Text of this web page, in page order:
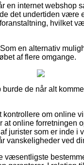
en internet webshop
det undertiden være
hvilket
en alternativ
af flere omgange.
de når alt
om online
at online forretningen
jurister som er inde i
vanskeligheder ved
væsentligste